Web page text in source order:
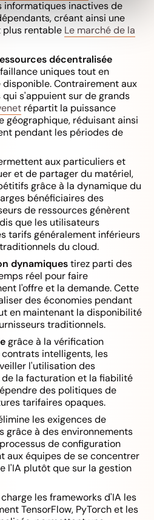
informatiques inactives de
créant ainsi une
plus rentable Le marché de la
décentralisée
uniques tout en
Contrairement aux
s'appuient sur de grands
répartit la puissance
géographique, réduisant ainsi
pendant les périodes de
aux particuliers et
et de partager du matériel,
grâce à la dynamique du
bénéficiaires des
de ressources génèrent
que les utilisateurs
tarifs généralement inférieurs
du cloud.
dynamiquestirez parti des
réel pour faire
l'offre et la demande. Cette
des économies pendant
en maintenant la disponibilité
traditionnels.
grâce à la vérification
intelligents, les
l'utilisation des
la facturation et la fiabilité
des politiques de
tarifaires opaques.
les exigences de
grâce à des environnements
de configuration
aux équipes de se concentrer
l'IA plutôt que sur la gestion
les frameworks d'IA les
TensorFlow, PyTorch et les